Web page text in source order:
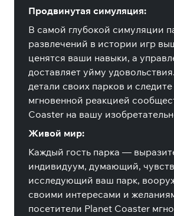
Продвинутая симуляция:
В самой глубокой симуляции
развлечений в истории игр
ценятся ваши навыки, а
доставляет уйму
детали своих парков и следите
мгновенной реакцией
Coaster на вашу
Живой мир:
Каждый гость парка —
индивидуум, думающий,
исследующий ваш парк,
своими интересами и
посетители Planet Coaster